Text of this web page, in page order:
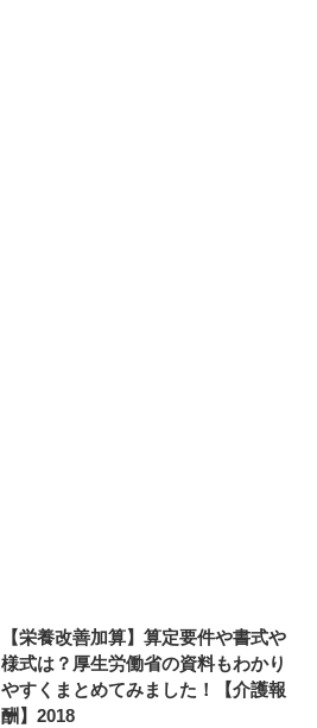
【栄養改善加算】算定要件や書式や
様式は？厚生労働省の資料もわかり
やすくまとめてみました！【介護報
酬】2018